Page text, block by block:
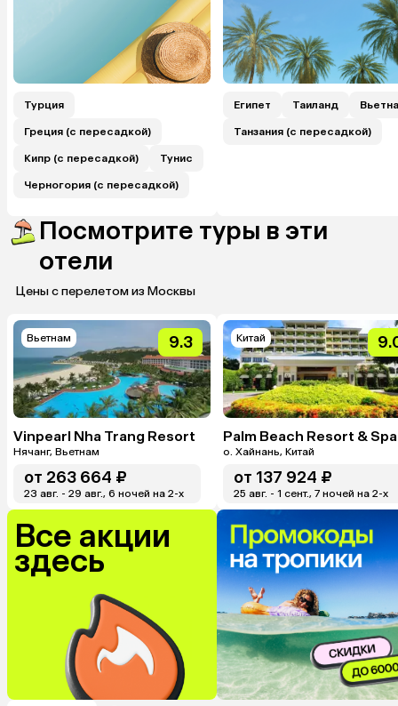
Турция
Греция (с пересадкой)
Кипр (с пересадкой) Тунис
Черногория (с пересадкой)
Египет Таиланд
Танзания (с пересадкой)
Посмотрите туры в эти
отели
Цены с перелетом из Москвы
Вьетнам 9.3
Vinpearl Nha Trang Resort
Нячанг, Вьетнам
от 263 664 ₽
23 авг. - 29 авг., 6 ночей на 2-x
Китай
Palm Beach Resort & Spa
о. Хайнань, Китай
от 137 924 ₽
25 авг. - 1 сент., 7 ночей на 2-x
Все акции
здесь